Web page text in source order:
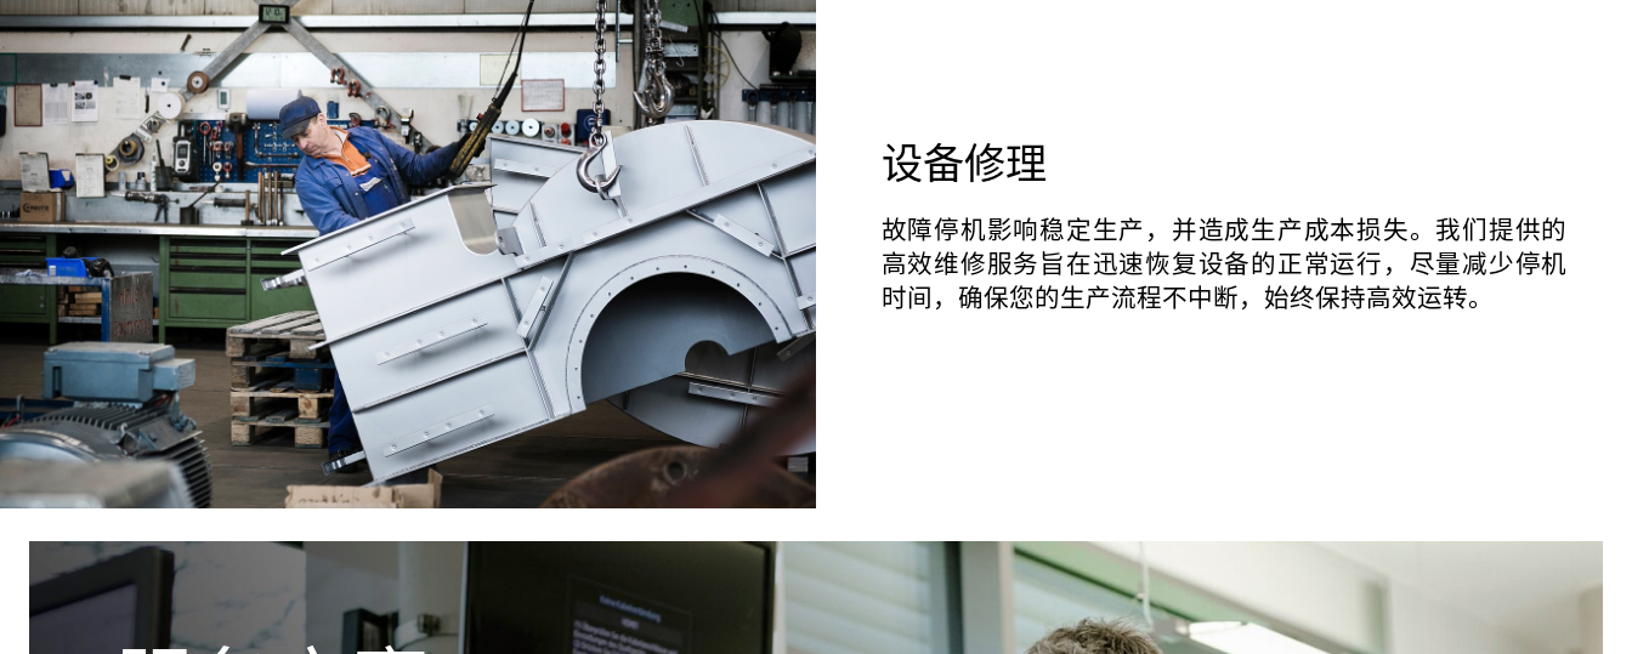
设备修理
故障停机影响稳定生产，并造成生产成本损失。我们提供的
高效维修服务旨在迅速恢复设备的正常运行，尽量减少停机
时间，确保您的生产流程不中断，始终保持高效运转。